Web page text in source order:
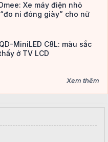
Xe máy điện nhỏ
ni đóng giày” cho nữ
MiniLED C8L: màu sắc
ở TV LCD
Xem thêm